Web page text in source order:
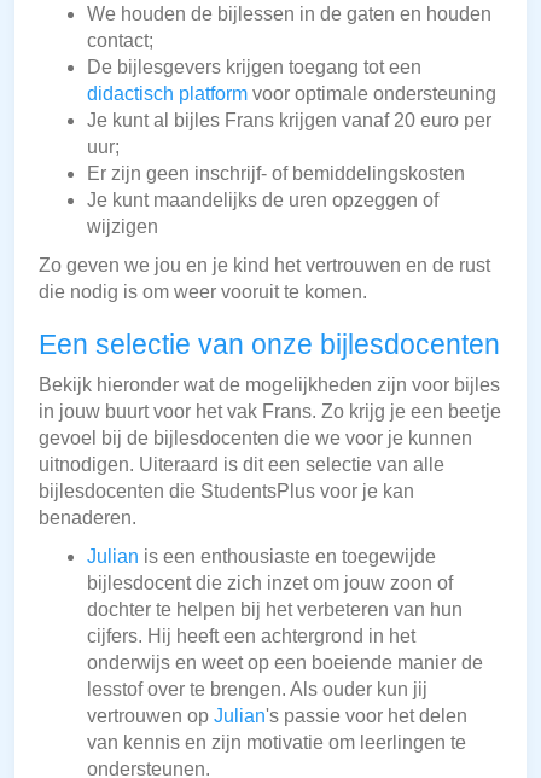
We houden de bijlessen in de gaten en houden
contact;
De bijlesgevers krijgen toegang tot een
didactisch platform voor optimale ondersteuning
Je kunt al bijles Frans krijgen vanaf 20 euro per
uur;
Er zijn geen inschrijf- of bemiddelingskosten
Je kunt maandelijks de uren opzeggen of
wijzigen
Zo geven we jou en je kind het vertrouwen en de rust
die nodig is om weer vooruit te komen.
Een selectie van onze bijlesdocenten
Bekijk hieronder wat de mogelijkheden zijn voor bijles
in jouw buurt voor het vak Frans. Zo krijg je een beetje
gevoel bij de bijlesdocenten die we voor je kunnen
uitnodigen. Uiteraard is dit een selectie van alle
bijlesdocenten die StudentsPlus voor je kan
benaderen.
Julian is een enthousiaste en toegewijde
bijlesdocent die zich inzet om jouw zoon of
dochter te helpen bij het verbeteren van hun
cijfers. Hij heeft een achtergrond in het
onderwijs en weet op een boeiende manier de
lesstof over te brengen. Als ouder kun jij
vertrouwen op Julian's passie voor het delen
van kennis en zijn motivatie om leerlingen te
ondersteunen.